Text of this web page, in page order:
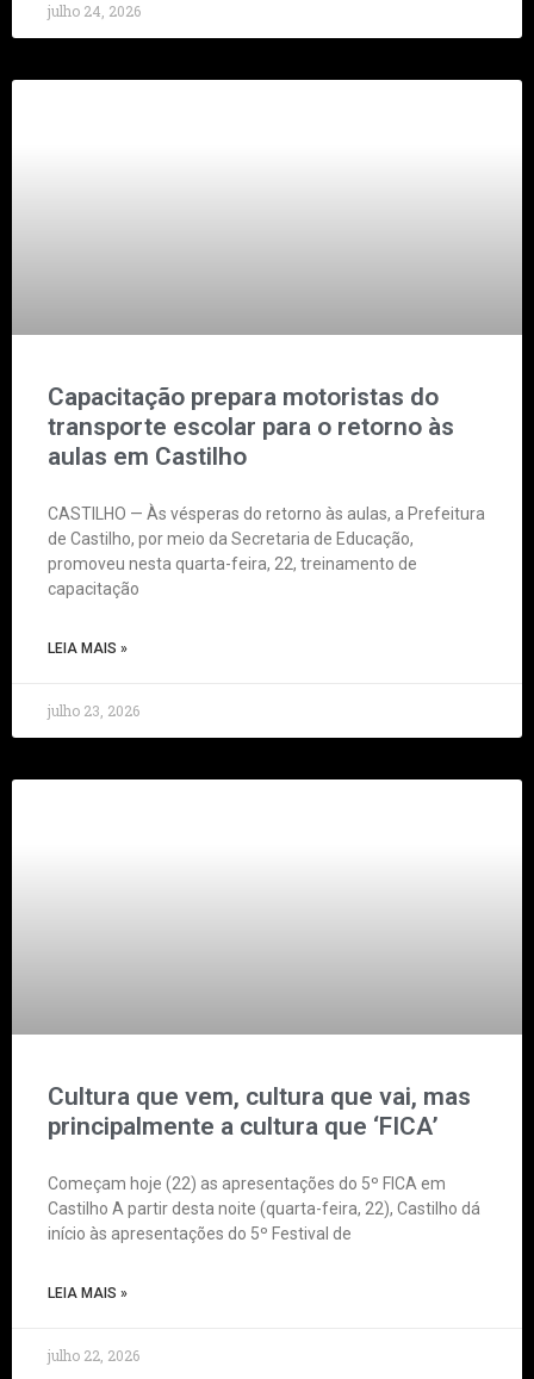
julho 24, 2026
Capacitação prepara motoristas do
transporte escolar para o retorno às
aulas em Castilho
CASTILHO — Às vésperas do retorno às aulas, a Prefeitura
de Castilho, por meio da Secretaria de Educação,
promoveu nesta quarta-feira, 22, treinamento de
capacitação
LEIA MAIS »
julho 23, 2026
Cultura que vem, cultura que vai, mas
principalmente a cultura que ‘FICA’
Começam hoje (22) as apresentações do 5º FICA em
Castilho A partir desta noite (quarta-feira, 22), Castilho dá
início às apresentações do 5º Festival de
LEIA MAIS »
julho 22, 2026